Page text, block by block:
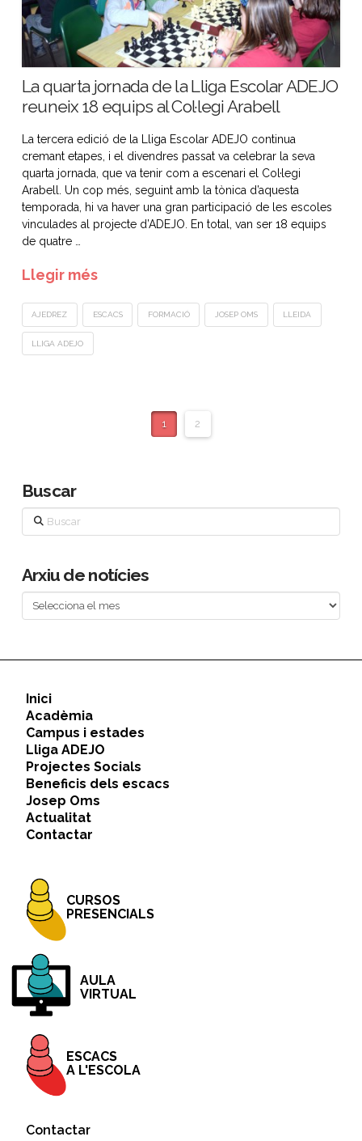
La quarta jornada de la Lliga Escolar ADEJO
reuneix 18 equips al Col·legi Arabell
La tercera edició de la Lliga Escolar ADEJO continua
cremant etapes, i el divendres passat va celebrar la seva
quarta jornada, que va tenir com a escenari el Col·legi
Arabell. Un cop més, seguint amb la tònica d’aquesta
temporada, hi va haver una gran participació de les escoles
vinculades al projecte d’ADEJO. En total, van ser 18 equips
de quatre …
Llegir més
AJEDREZ ESCACS FORMACIÓ JOSEP OMS LLEIDA
LLIGA ADEJO
1 2
Buscar
Buscar
Arxiu de notícies
Arxiu
de
Inici
Acadèmia
Campus i estades
Lliga ADEJO
Projectes Socials
Beneficis dels escacs
Josep Oms
Actualitat
Contactar
CURSOS
PRESENCIALS
AULA
VIRTUAL
ESCACS
A L'ESCOLA
Contactar